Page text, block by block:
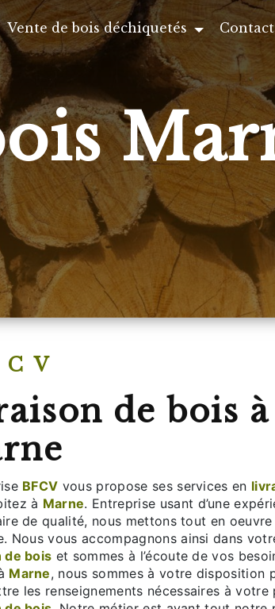
Vente de bois déchiquetés Contact
de bois à
BFCV vous propose ses services en
à Marne. Entreprise usant d’une
de qualité, nous mettons tout en
Nous vous accompagnons ainsi dans
de bois et sommes à l’écoute de vos
Marne, nous sommes à votre disposition
les renseignements nécessaires à votre